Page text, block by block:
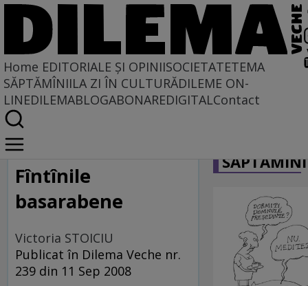
Home EDITORIALE ȘI OPINIISOCIETATETEMA
SĂPTĂMÎNIILA ZI ÎN CULTURĂDILEME ON-
LINEDILEMABLOGABONAREDIGITALContact
Home
Locuri comune
Fîntînile
basarabene
Victoria STOICIU
Publicat în Dilema Veche nr.
239 din 11 Sep 2008